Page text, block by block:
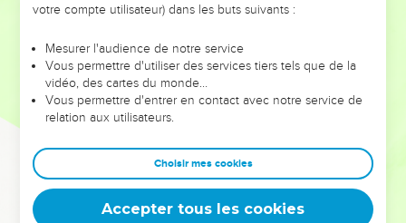
leur foi ou leur vision. Mais on voit moins les doutes, les erreurs
et les saisons difficiles qu'ils ont traversés, alors même que ce
sont elles qui les ont façonnés.
Dans cette conférence, leaders, entrepreneurs, et responsables
clés pour avancer avec plus de sagesse afin que leurs erreurs
deviennent vos tremplins. Que vous guidiez un ministère, une
équipe, un groupe ou une famille, leur expérience est faite
votre compte utilisateur) dans les buts suivants :
Mesurer l'audience de notre service
Vous permettre d'utiliser des services tiers tels que de la
vidéo, des cartes du monde…
Vous permettre d'entrer en contact avec notre service de
relation aux utilisateurs.
Choisir mes cookies
Accepter tous les cookies